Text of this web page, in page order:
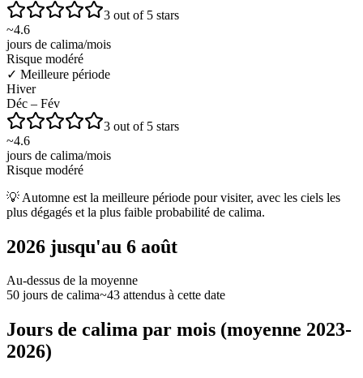
3 out of 5 stars
~4.6
jours de calima/mois
Risque modéré
✓ Meilleure période
Hiver
Déc – Fév
3 out of 5 stars
~4.6
jours de calima/mois
Risque modéré
💡 Automne est la meilleure période pour visiter, avec les ciels les
plus dégagés et la plus faible probabilité de calima.
2026 jusqu'au 6 août
Au-dessus de la moyenne
50 jours de calima~43 attendus à cette date
Jours de calima par mois (moyenne 2023-
2026)